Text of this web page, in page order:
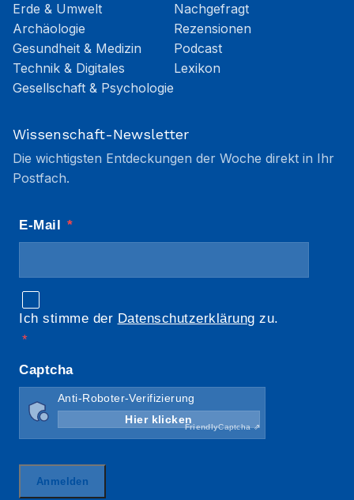
Erde & Umwelt
Archäologie
Gesundheit & Medizin
Technik & Digitales
Gesellschaft & Psychologie
Nachgefragt
Rezensionen
Podcast
Lexikon
Wissenschaft-Newsletter
Die wichtigsten Entdeckungen der Woche direkt in Ihr
Postfach.